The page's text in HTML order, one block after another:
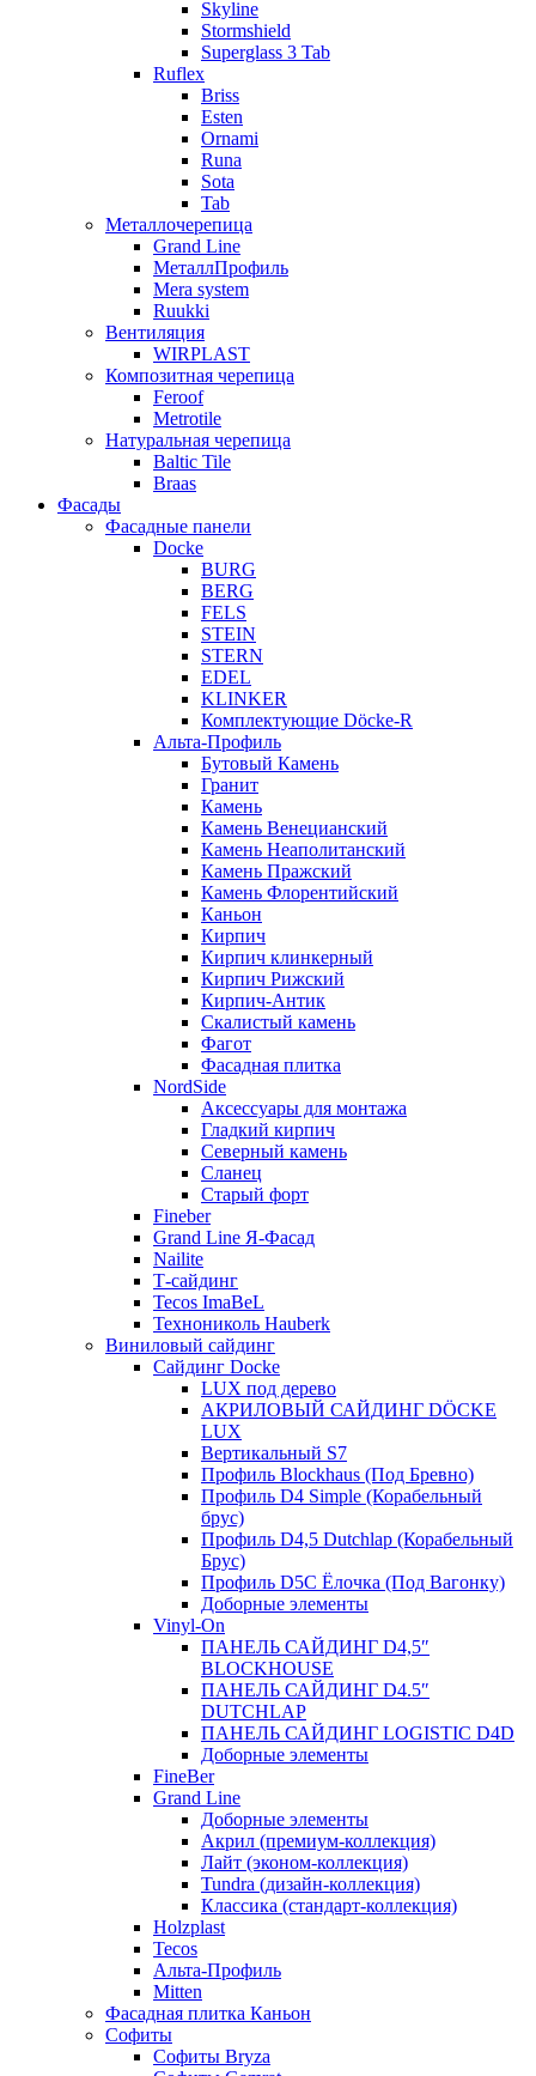
Skyline
Stormshield
Superglass 3 Tab
Ruflex
Briss
Esten
Ornami
Runa
Sota
Tab
Металлочерепица
Grand Line
МеталлПрофиль
Mera system
Ruukki
Вентиляция
WIRPLAST
Композитная черепица
Feroof
Metrotile
Натуральная черепица
Baltic Tile
Braas
Фасады
Фасадные панели
Docke
BURG
BERG
FELS
STEIN
STERN
EDEL
KLINKER
Комплектующие Döcke-R
Альта-Профиль
Бутовый Камень
Гранит
Камень
Камень Венецианский
Камень Неаполитанский
Камень Пражский
Камень Флорентийский
Каньон
Кирпич
Кирпич клинкерный
Кирпич Рижский
Кирпич-Антик
Скалистый камень
Фагот
Фасадная плитка
NordSide
Аксессуары для монтажа
Гладкий кирпич
Северный камень
Сланец
Старый форт
Fineber
Grand Line Я-Фасад
Nailite
Т-сайдинг
Tecos ImaBeL
Технониколь Hauberk
Виниловый сайдинг
Сайдинг Docke
LUX под дерево
АКРИЛОВЫЙ САЙДИНГ DÖCKE
LUX
Вертикальный S7
Профиль Blockhaus (Под Бревно)
Профиль D4 Simple (Корабельный
брус)
Профиль D4,5 Dutchlap (Корабельный
Брус)
Профиль D5C Ёлочка (Под Вагонку)
Доборные элементы
Vinyl-On
ПАНЕЛЬ САЙДИНГ D4,5″
BLOCKHOUSE
ПАНЕЛЬ САЙДИНГ D4.5″
DUTCHLAP
ПАНЕЛЬ САЙДИНГ LOGISTIC D4D
Доборные элементы
FineBer
Grand Line
Доборные элементы
Акрил (премиум-коллекция)
Лайт (эконом-коллекция)
Tundra (дизайн-коллекция)
Классика (стандарт-коллекция)
Holzplast
Tecos
Альта-Профиль
Mitten
Фасадная плитка Каньон
Софиты
Софиты Bryza